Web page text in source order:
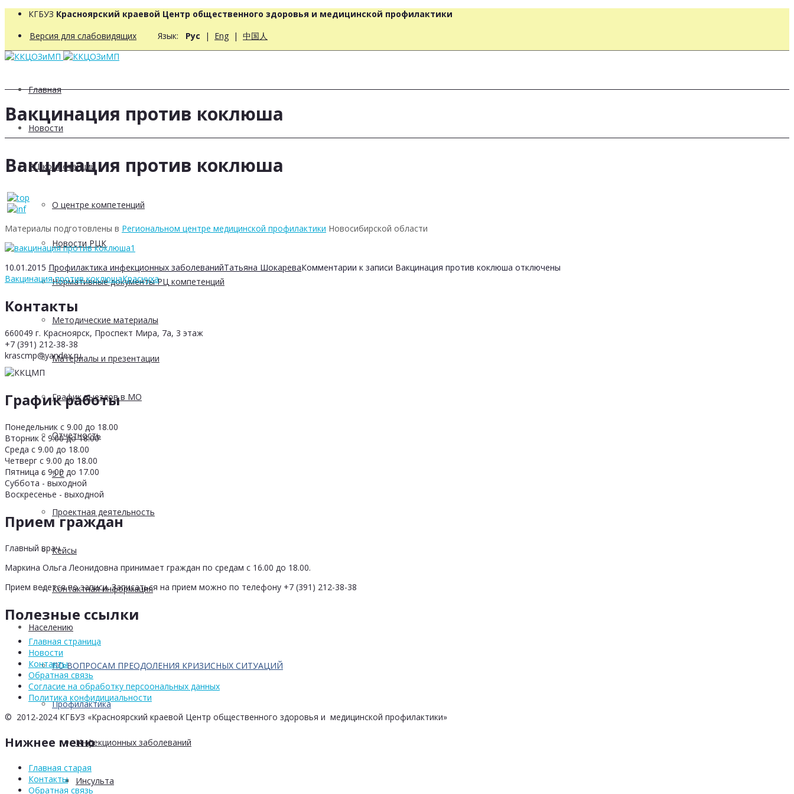
КГБУЗ Красноярский краевой Центр общественного здоровья и медицинской профилактики
Версия для слабовидящих Язык: Рус | Eng | 中国人
Главная
Новости
РЦ компетенций
О центре компетенций
Новости РЦК
Нормативные документы РЦ компетенций
Методические материалы
Материалы и презентации
График выездов в МО
Отчетность
5 С
Проектная деятельность
Кейсы
Контактная информация
Населению
ПО ВОПРОСАМ ПРЕОДОЛЕНИЯ КРИЗИСНЫХ СИТУАЦИЙ
Профилактика
Инфекционных заболеваний
Инсульта
Вакцинация против коклюша
Вакцинация против коклюша
Материалы подготовлены в Региональном центре медицинской профилактики Новосибирской области
10.01.2015 Профилактика инфекционных заболеванийТатьяна ШокареваКомментарии к записи Вакцинация против коклюша отключены
Вакцинация против коклюшаКраснуха
Контакты
660049 г. Красноярск, Проспект Мира, 7а, 3 этаж
+7 (391) 212-38-38
krascmp@yandex.ru
График работы
Понедельник с 9.00 до 18.00
Вторник с 9.00 до 18.00
Среда с 9.00 до 18.00
Четверг с 9.00 до 18.00
Пятница с 9.00 до 17.00
Суббота - выходной
Воскресенье - выходной
Прием граждан
Главный врач
Маркина Ольга Леонидовна принимает граждан по средам с 16.00 до 18.00.
Прием ведется по записи. Записаться на прием можно по телефону +7 (391) 212-38-38
Полезные ссылки
Главная страница
Новости
Контакты
Обратная связь
Согласие на обработку персоональных данных
Политика конфидициальности
© 2012-2024 КГБУЗ «Красноярский краевой Центр общественного здоровья и медицинской профилактики»
Нижнее меню
Главная старая
Контакты
Обратная связь